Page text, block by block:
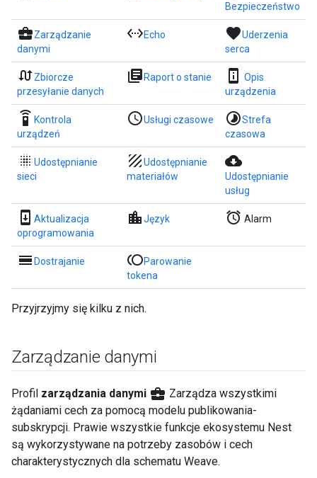
Bezpieczeństwo
business_centerZarządzanie
danymi
settings_ethernetEcho favoriteUderzenia
serca
swap_callsZbiorcze
przesyłanie danych
library_books Raport o stanie perm_device_information
Opis
urządzenia
settings_remote Kontrola
urządzeń
access_timeUsługi czasowe timelapseStrefa
czasowa
blur_onUdostępnianie
sieci
textureUdostępnianie
materiałów
cloud_download
Udostępnianie
usług
system_update Aktualizacja
oprogramowania
location_cityJęzyk alarm Alarm
calendar_view_day Dostrajanie tollParowanie
tokena
Przyjrzyjmy się kilku z nich.
Zarządzanie danymi
Profil zarządzania danymi business_center Zarządza wszystkimi
żądaniami cech za pomocą modelu publikowania-
subskrypcji. Prawie wszystkie funkcje ekosystemu Nest
są wykorzystywane na potrzeby zasobów i cech
charakterystycznych dla schematu Weave.